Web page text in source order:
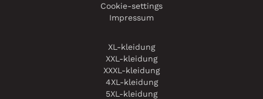
Cookie-settings
Impressum
XL-kleidung
XXL-kleidung
XXXL-kleidung
4XL-kleidung
5XL-kleidung